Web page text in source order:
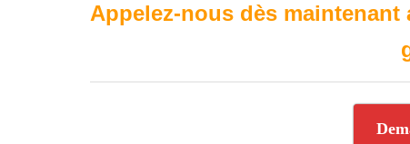
Appelez-nous dès maintenant